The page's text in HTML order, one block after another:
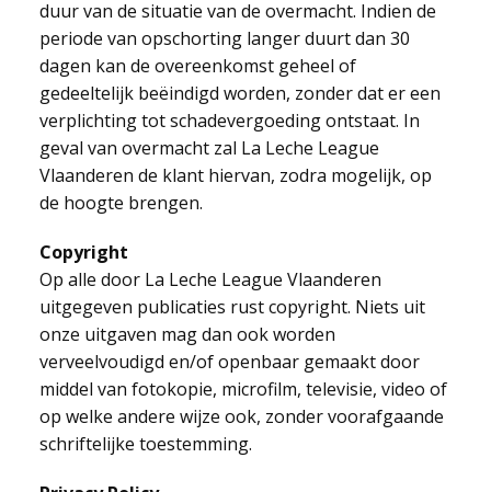
duur van de situatie van de overmacht. Indien de
periode van opschorting langer duurt dan 30
dagen kan de overeenkomst geheel of
gedeeltelijk beëindigd worden, zonder dat er een
verplichting tot schadevergoeding ontstaat. In
geval van overmacht zal La Leche League
Vlaanderen de klant hiervan, zodra mogelijk, op
de hoogte brengen.
Copyright
Op alle door La Leche League Vlaanderen
uitgegeven publicaties rust copyright. Niets uit
onze uitgaven mag dan ook worden
verveelvoudigd en/of openbaar gemaakt door
middel van fotokopie, microfilm, televisie, video of
op welke andere wijze ook, zonder voorafgaande
schriftelijke toestemming.